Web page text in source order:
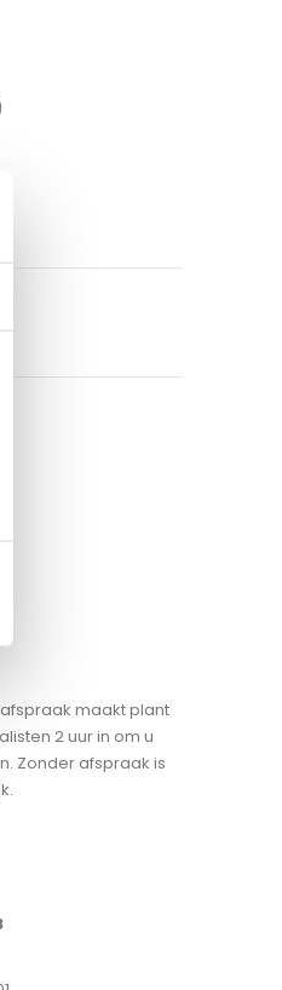
maakt plant
2 uur in om u
Zonder afspraak is